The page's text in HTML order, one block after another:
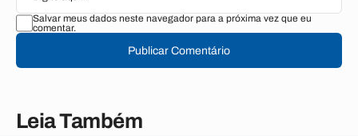
Salvar meus dados neste navegador para a próxima vez que eu
comentar.
Publicar Comentário
Leia Também